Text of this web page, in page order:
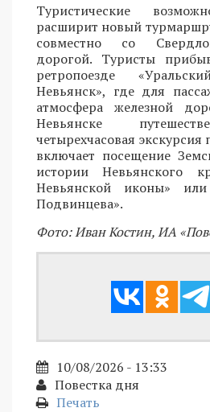
Туристические
расширит новый
совместно со
дорогой. Туристы
ретропоезде
Невьянск», где для
атмосфера железной
Невьянске
четырехчасовая экскурсия
включает посещение
истории Невьянского
Невьянской иконы»
Подвинцева».
Фото: Иван Костин, ИА
10/08/2026 - 13:33
Повестка дня
Печать